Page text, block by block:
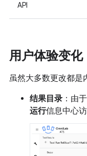
API
用户体验变化
虽然大多数更改都是
结果目录 ：由
运行信息中心